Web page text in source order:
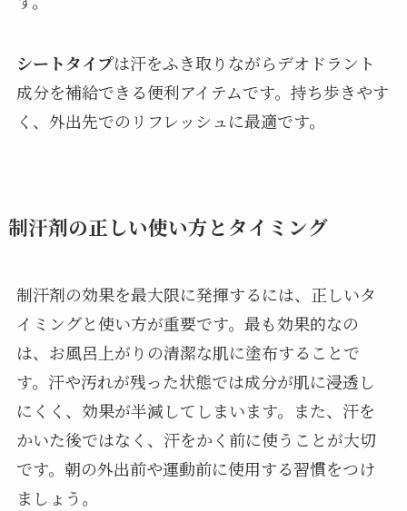
シートタイプは汗をふき取りながらデオドラント
成分を補給できる便利アイテムです。持ち歩きやす
く、外出先でのリフレッシュに最適です。
制汗剤の正しい使い方とタイミング
制汗剤の効果を最大限に発揮するには、正しいタ
イミングと使い方が重要です。最も効果的なの
は、お風呂上がりの清潔な肌に塗布することで
す。汗や汚れが残った状態では成分が肌に浸透し
にくく、効果が半減してしまいます。また、汗を
かいた後ではなく、汗をかく前に使うことが大切
です。朝の外出前や運動前に使用する習慣をつけ
ましょう。